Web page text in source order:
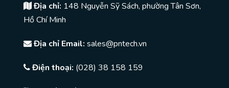
Địa chỉ: 148 Nguyễn Sỹ Sách, phường Tân Sơn,
Hồ Chí Minh
Địa chỉ Email: sales@pntech.vn
Điện thoại: (028) 38 158 159